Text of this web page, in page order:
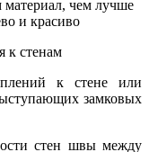
к стенам
к стене или
замковых
стен швы между